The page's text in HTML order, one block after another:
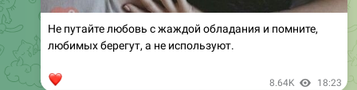
Не путайте любовь с жаждой обладания и помните,
любимых берегут, а не используют.
8.64K 18:23